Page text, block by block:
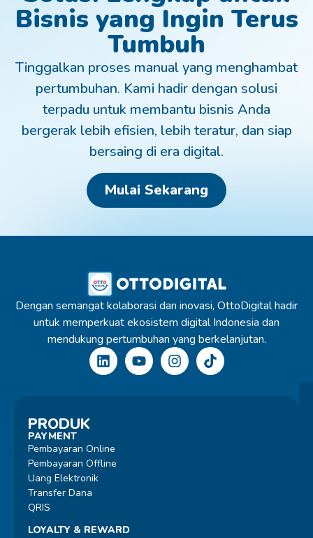
Bisnis yang Ingin Terus
Tumbuh
Tinggalkan proses manual yang menghambat
pertumbuhan. Kami hadir dengan solusi
terpadu untuk membantu bisnis Anda
bergerak lebih efisien, lebih teratur, dan siap
bersaing di era digital.
Mulai Sekarang
Dengan semangat kolaborasi dan inovasi, OttoDigital hadir
untuk memperkuat ekosistem digital Indonesia dan
mendukung pertumbuhan yang berkelanjutan.
PRODUK
PAYMENT
Pembayaran Online
Pembayaran Offline
Uang Elektronik
Transfer Dana
QRIS
LOYALTY & REWARD